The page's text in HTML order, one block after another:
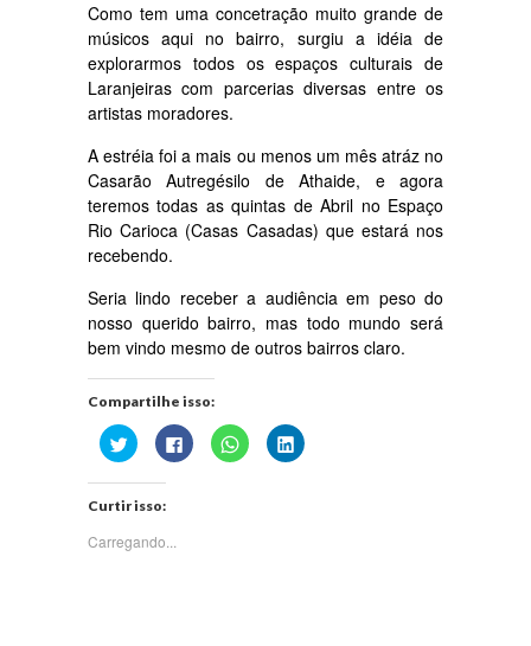
Como tem uma concetração muito grande de
músicos aqui no bairro, surgiu a idéia de
explorarmos todos os espaços culturais de
Laranjeiras com parcerias diversas entre os
artistas moradores.
A estréia foi a mais ou menos um mês atráz no
Casarão Autregésilo de Athaide, e agora
teremos todas as quintas de Abril no Espaço
Rio Carioca (Casas Casadas) que estará nos
recebendo.
Seria lindo receber a audiência em peso do
nosso querido bairro, mas todo mundo será
bem vindo mesmo de outros bairros claro.
Compartilhe isso:
Clique
para
compartilhar
no
Twitter(abre
em
janela)
Clique
para
compartilhar
Clique
para
compartilhar
Clique
para
Curtir isso:
Carregando...